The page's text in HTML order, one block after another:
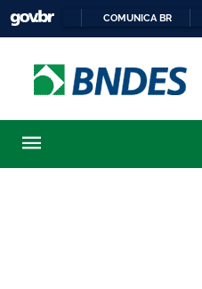
COMUNICA BR